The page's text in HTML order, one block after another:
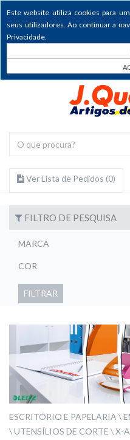
Este website utiliza cookies para
seus utilizadores. Ao continuar a
Privacidade.
Ver Lista de Pedidos (0)
FILTRO DE PESQUISA
MARCA
COR
FILTRAR
ESCRITÓRIO E PAPELARIA
UTENSÍLIOS DE CORTE
X-